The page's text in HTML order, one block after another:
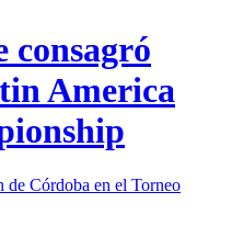
consagró
America